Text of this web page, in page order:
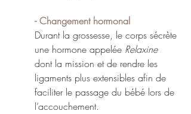
- Changement hormonal
Durant la grossesse, le corps sécrète
une hormone appelée Relaxine
dont la mission et de rendre les
ligaments plus extensibles afin de
faciliter le passage du bébé lors de
l’accouchement.